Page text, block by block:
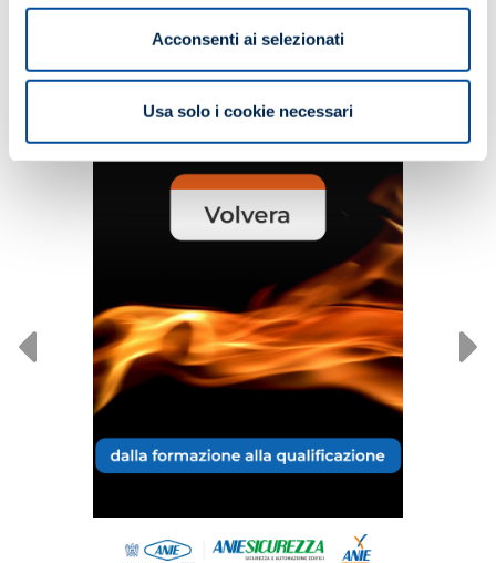
Acconsenti ai selezionati
Usa solo i cookie necessari
Potrebbe interessarti anche...